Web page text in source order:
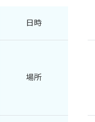
日時
場所